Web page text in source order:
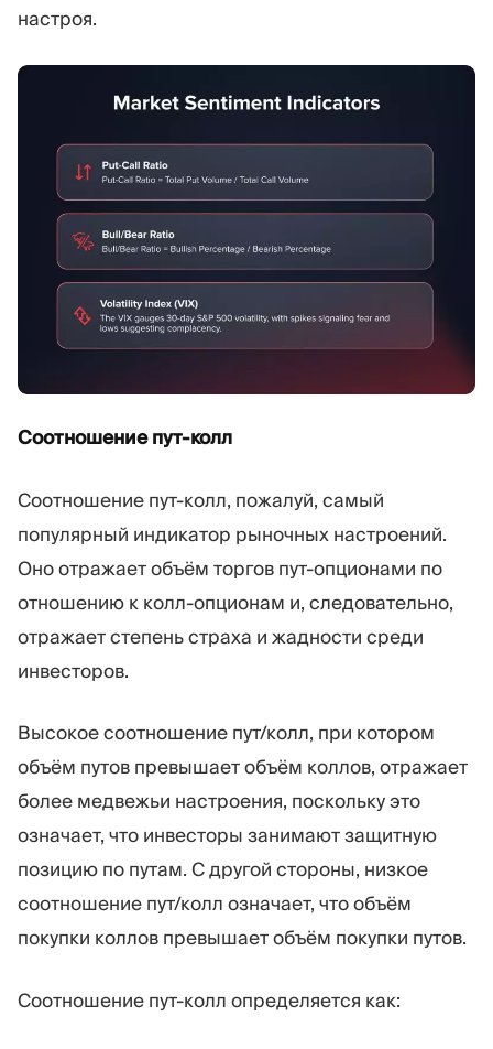
настроя.
Соотношение пут-колл
Соотношение пут-колл, пожалуй, самый
популярный индикатор рыночных настроений.
Оно отражает объём торгов пут-опционами по
отношению к колл-опционам и, следовательно,
отражает степень страха и жадности среди
инвесторов.
Высокое соотношение пут/колл, при котором
объём путов превышает объём коллов, отражает
более медвежьи настроения, поскольку это
означает, что инвесторы занимают защитную
позицию по путам. С другой стороны, низкое
соотношение пут/колл означает, что объём
покупки коллов превышает объём покупки путов.
Соотношение пут-колл определяется как: